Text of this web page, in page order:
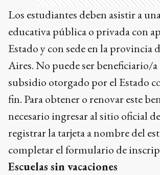
Los estudiantes deben asistir a
educativa pública o privada con
Estado y con sede en la provincia
Aires. No puede ser beneficiario/
subsidio otorgado por el Estado
fin. Para obtener o renovar este
necesario ingresar al sitio oficial
registrar la tarjeta a nombre del
completar el formulario de
Escuelas sin vacaciones